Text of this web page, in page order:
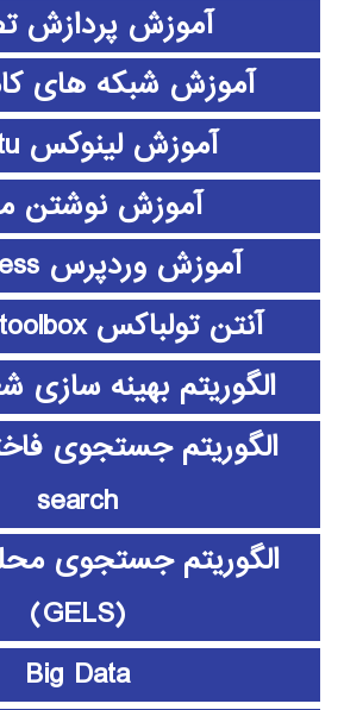
آموزش پردازش
آموزش شبکه های
آموزش لینوکس ubuntu
آموزش نوشتن
آموزش وردپرس wordpress
آنتن تولباکس antenna toolbox
الگوریتم بهینه سازی
search
الگوریتم جستجوی
(GELS)
Big Data